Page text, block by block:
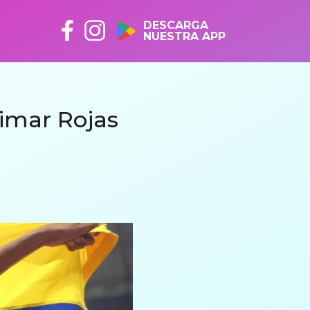
DESCARGA
NUESTRA APP
Rojas